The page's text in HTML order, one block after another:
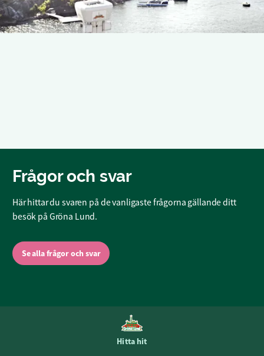
Frågor och svar
Här hittar du svaren på de vanligaste frågorna gällande ditt
besök på Gröna Lund.
Se alla frågor och svar
Hitta hit